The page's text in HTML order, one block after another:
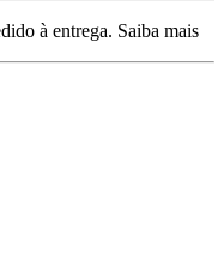
à entrega. Saiba mais